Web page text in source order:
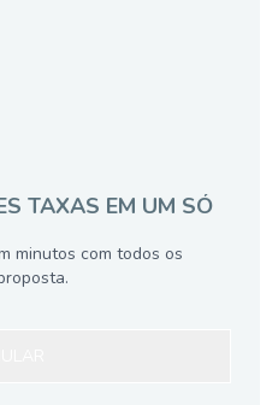
TAXAS EM UM SÓ
minutos com todos os